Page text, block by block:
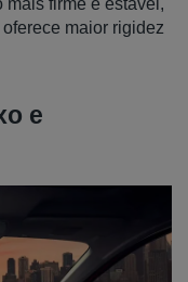
mais firme e estável,
maior rigidez
e